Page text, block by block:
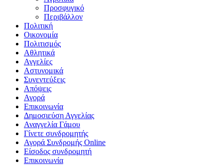
Προσφυγικό
Περιβάλλον
Πολιτική
Οικονομία
Πολιτισμός
Αθλητικά
Αγγελίες
Αστυνομικά
Συνεντεύξεις
Απόψεις
Αγορά
Επικοινωνία
Δημοσιεύση Αγγελίας
Αναγγελία Γάμου
Γίνετε συνδρομητής
Αγορά Συνδρομής Online
Είσοδος συνδρομητή
Επικοινωνία